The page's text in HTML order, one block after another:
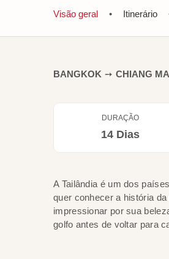
Visão geral • Itinerário
BANGKOK ➙ CHIANG
DURAÇÃO
14 Dias
A Tailândia é um dos
quer conhecer a história
impressionar por sua
golfo antes de voltar para